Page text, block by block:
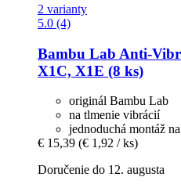
2 varianty
5.0 (4)
Bambu Lab Anti-​
X1C, X1E (8 ks)
originál Bambu Lab
na tlmenie vibrácií
jednoduchá montáž
€ 15,39 (€ 1,92 / ks)
Doručenie do 12. augusta